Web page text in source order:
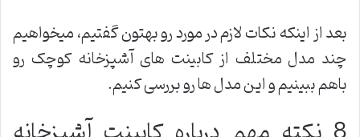
بعد از اینکه نکات لازم در مورد رو بهتون گفتیم، میخواهیم
چند مدل مختلف از کابینت های آشپزخانه کوچک رو
باهم ببینیم و این مدل ها رو بررسی کنیم.